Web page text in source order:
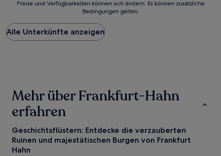
Preis
pro
Nacht,
für
einen
Aufenthalt
1 Übernachtung
von
2 Erwachsenen
Preise und Verfügbarkeiten können sich ändern. Es können zusätzliche
Bedingungen gelten.
Alle Unterkünfte anzeigen
Mehr über Frankfurt-Hahn
erfahren
Geschichtsflüstern: Entdecke die verzauberten
Ruinen und majestätischen Burgen von Frankfurt
Hahn